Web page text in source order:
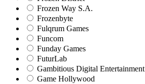
Frozen Way S.A.
Frozenbyte
Fulqrum Games
Funcom
Funday Games
FuturLab
Gambitious Digital Entertainment
Game Hollywood